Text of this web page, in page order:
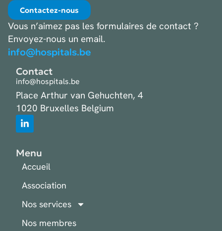
Contactez-nous
Vous n’aimez pas les formulaires de contact ?
Envoyez-nous un email.
info@hospitals.be
Contact
info@hospitals.be
Place Arthur van Gehuchten, 4
1020 Bruxelles Belgium
Menu
Accueil
Association
Nos services
Nos membres